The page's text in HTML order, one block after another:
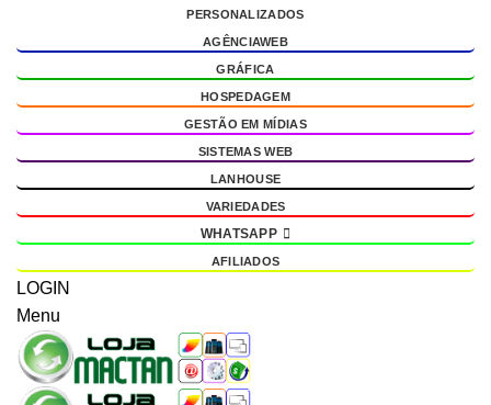
PERSONALIZADOS
AGÊNCIAWEB
GRÁFICA
HOSPEDAGEM
GESTÃO EM MÍDIAS
SISTEMAS WEB
LANHOUSE
VARIEDADES
WHATSAPP
AFILIADOS
LOGIN
Menu